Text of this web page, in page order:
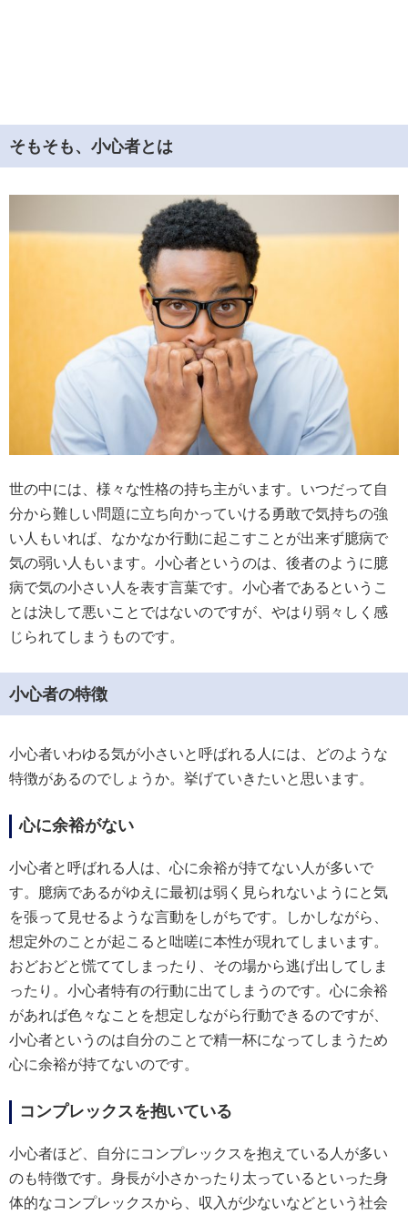
そもそも、小心者とは
世の中には、様々な性格の持ち主がいます。いつだって自
分から難しい問題に立ち向かっていける勇敢で気持ちの強
い人もいれば、なかなか行動に起こすことが出来ず臆病で
気の弱い人もいます。小心者というのは、後者のように臆
病で気の小さい人を表す言葉です。小心者であるというこ
とは決して悪いことではないのですが、やはり弱々しく感
じられてしまうものです。
小心者の特徴
小心者いわゆる気が小さいと呼ばれる人には、どのような
特徴があるのでしょうか。挙げていきたいと思います。
心に余裕がない
小心者と呼ばれる人は、心に余裕が持てない人が多いで
す。臆病であるがゆえに最初は弱く見られないようにと気
を張って見せるような言動をしがちです。しかしながら、
想定外のことが起こると咄嗟に本性が現れてしまいます。
おどおどと慌ててしまったり、その場から逃げ出してしま
ったり。小心者特有の行動に出てしまうのです。心に余裕
があれば色々なことを想定しながら行動できるのですが、
小心者というのは自分のことで精一杯になってしまうため
心に余裕が持てないのです。
コンプレックスを抱いている
小心者ほど、自分にコンプレックスを抱えている人が多い
のも特徴です。身長が小さかったり太っているといった身
体的なコンプレックスから、収入が少ないなどという社会